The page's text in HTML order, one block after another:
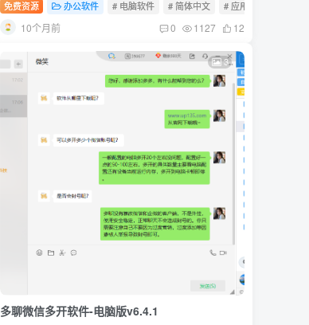
免费资源 办公软件 # 电脑软件 # 简体中文 # 应用软件
10个月前 0 1127 12
3
多聊微信多开软件-电脑版v6.4.1